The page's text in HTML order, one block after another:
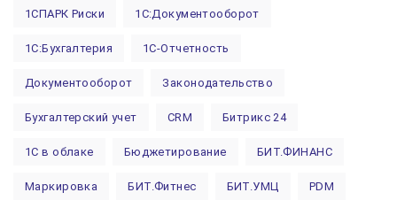
1СПАРК Риски 1С:Документооборот
1С:Бухгалтерия 1С-Отчетность
Документооборот Законодательство
Бухгалтерский учет CRM Битрикс 24
1С в облаке Бюджетирование БИТ.ФИНАНС
Маркировка БИТ.Фитнес БИТ.УМЦ PDM